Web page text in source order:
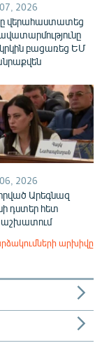
2026
վերահաստատեց
բացառեց ԵՄ
2026
Արեգնազ
դստեր հետ
աշխատում
արխիվը